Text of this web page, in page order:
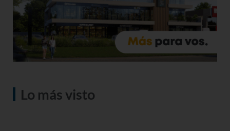
Lo más visto